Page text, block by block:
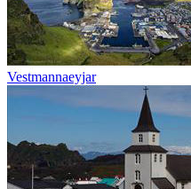
Vestmannaeyjar